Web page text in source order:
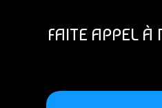
FAITE APPEL À